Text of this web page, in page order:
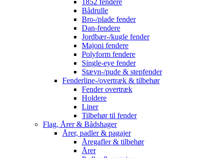
1852 fendere
Bådrulle
Bro-/plade fender
Dan-fendere
Jordbær-/kugle fender
Majoni fendere
Polyform fendere
Single-eye fender
Stævn-/pude & stepfender
Fenderline-/overtræk & tilbehør
Fender overtræk
Holdere
Liner
Tilbehør til fender
Flag, Årer & Bådshager
Årer, padler & pagajer
Åregafler & tilbehør
Årer